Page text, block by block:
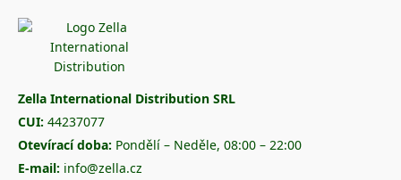
Zella International Distribution SRL
CUI: 44237077
Otevírací doba: Pondělí – Neděle, 08:00 – 22:00
E-mail: info@zella.cz